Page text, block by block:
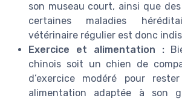
son museau court, ainsi que
certaines maladies
vétérinaire régulier est donc
Exercice et alimentation :
chinois soit un chien de
d’exercice modéré pour
alimentation adaptée à son